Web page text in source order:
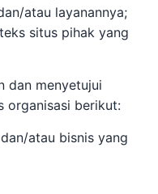
atau layanannya;
situs pihak yang
dan menyetujui
organisasi berikut:
atau bisnis yang